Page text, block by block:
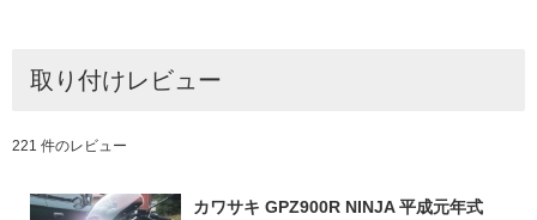
取り付けレビュー
221 件のレビュー
カワサキ GPZ900R NINJA 平成元年式